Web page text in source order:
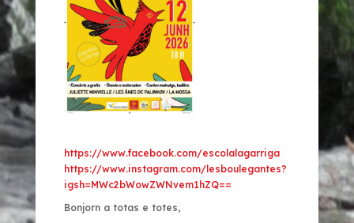
https://www.facebook.com/escolalagarriga
https://www.instagram.com/lesboulegantes?
igsh=MWc2bWowZWNvem1hZQ==
Bonjorn a totas e totes,